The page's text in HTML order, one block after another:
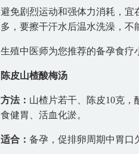
避免剧烈运动和强体力消耗，宜
多，要擦干汗水后温水洗澡，不
生殖中医师为您推荐的备孕食疗
陈皮山楂酸梅汤
方法： 山楂片若干、陈皮10克
食健胃、活血化淤。
适合： 备孕，促排卵周期中胃口